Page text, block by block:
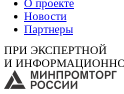
О проекте
Новости
Партнеры
ПРИ ЭКСПЕРТНОЙ
И